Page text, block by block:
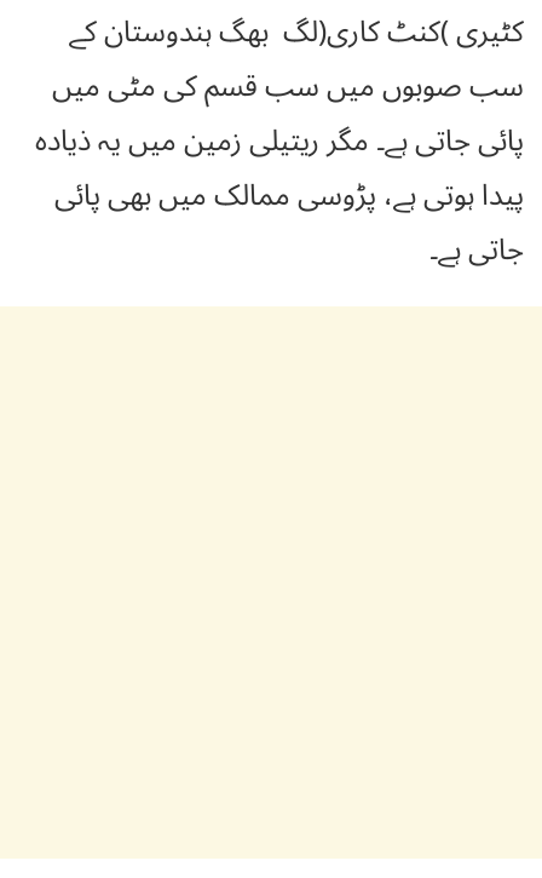
کٹیری )کنٹ کاری(لگ بھگ ہندوستان کے
سب صوبوں میں سب قسم کی مٹی میں
پائی جاتی ہے۔ مگر ریتیلی زمین میں یہ ذیادہ
پیدا ہوتی ہے، پڑوسی ممالک میں بھی پائی
جاتی ہے۔